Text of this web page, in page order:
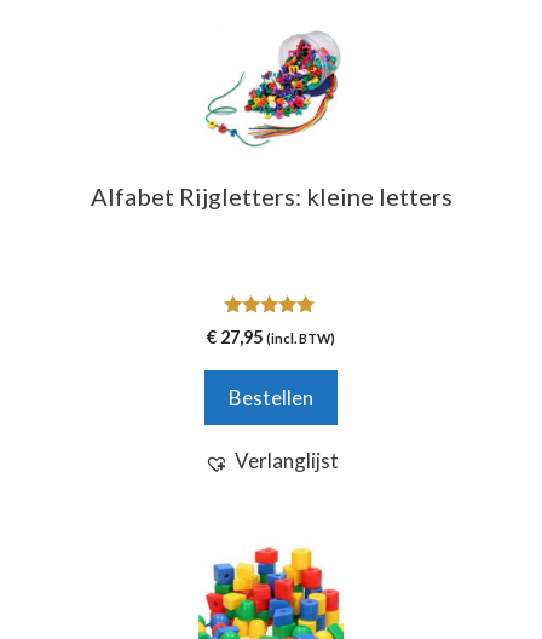
Alfabet Rijgletters: kleine letters
5.00
van 5
€ 27,95 (incl. BTW)
Bestellen
Verlanglijst